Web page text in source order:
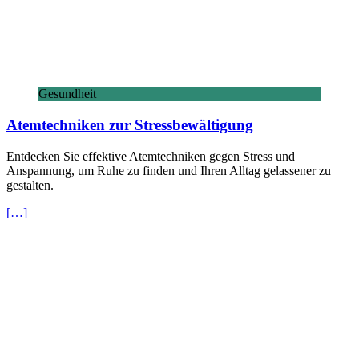
Gesundheit
Atemtechniken zur Stressbewältigung
Entdecken Sie effektive Atemtechniken gegen Stress und
Anspannung, um Ruhe zu finden und Ihren Alltag gelassener zu
gestalten.
[…]